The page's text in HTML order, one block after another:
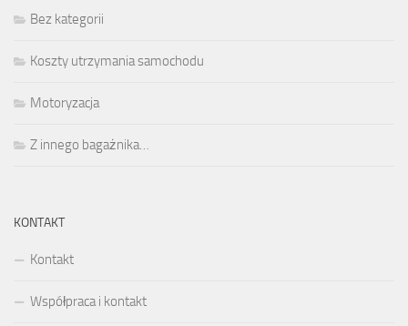
Bez kategorii
Koszty utrzymania samochodu
Motoryzacja
Z innego bagażnika…
KONTAKT
Kontakt
Współpraca i kontakt